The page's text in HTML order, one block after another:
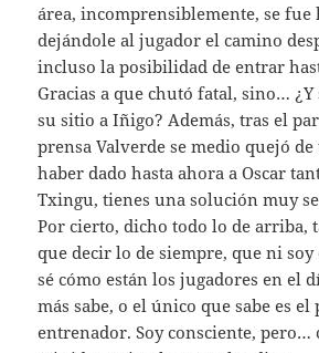
área, incomprensiblemente, se fue
dejándole al jugador el camino
incluso la posibilidad de entrar
Gracias a que chutó fatal, sino… ¿Y
su sitio a Iñigo? Además, tras el
prensa Valverde se medio quejó
haber dado hasta ahora a Oscar
Txingu, tienes una solución muy
Por cierto, dicho todo lo de arriba,
que decir lo de siempre, que ni
sé cómo están los jugadores en el
más sabe, o el único que sabe es el
entrenador. Soy consciente,